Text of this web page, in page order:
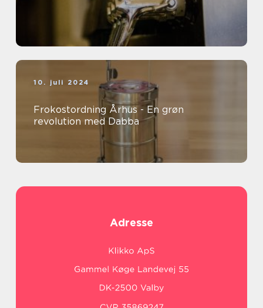
10. juli 2024
Frokostordning Århus - En grøn
revolution med Dabba
Adresse